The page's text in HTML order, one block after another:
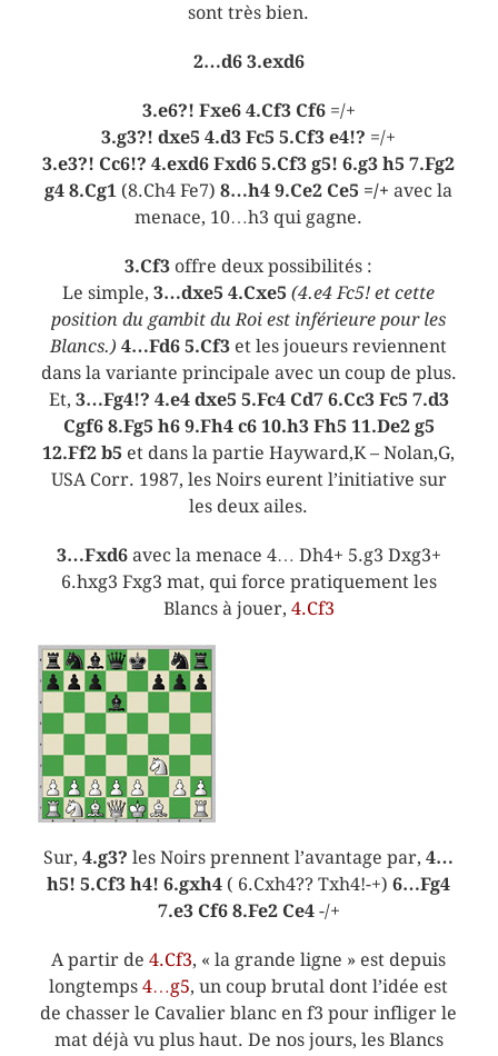
sont très bien.
2…d6 3.exd6
3.e6?! Fxe6 4.Cf3 Cf6=/+
3.g3?! dxe5 4.d3 Fc5 5.Cf3 e4!? =/+
3.e3?! Cc6!? 4.exd6 Fxd6 5.Cf3 g5! 6.g3 h5 7.Fg2
g4 8.Cg1 (8.Ch4 Fe7)8…h4 9.Ce2 Ce5 =/+ avec la
menace, 10…h3 qui gagne.
3.Cf3 offre deux possibilités :
Le simple,3…dxe5 4.Cxe5 (4.e4 Fc5! et cette
position du gambit du Roi est inférieure pour les
Blancs.)4…Fd6 5.Cf3 et les joueurs reviennent
dans la variante principale avec un coup de plus.
Et, 3…Fg4!? 4.e4 dxe5 5.Fc4 Cd7 6.Cc3 Fc5 7.d3
Cgf6 8.Fg5 h6 9.Fh4 c6 10.h3 Fh5 11.De2 g5
12.Ff2 b5 et dans la partie Hayward,K – Nolan,G,
USA Corr. 1987, les Noirs eurent l’initiative sur
les deux ailes.
3…Fxd6avec la menace 4… Dh4+ 5.g3 Dxg3+
6.hxg3 Fxg3 mat, qui force pratiquement les
Blancs à jouer, 4.Cf3
Sur,4.g3? les Noirs prennent l’avantage par,4…
h5! 5.Cf3 h4! 6.gxh4 ( 6.Cxh4?? Txh4!-+)6…Fg4
7.e3 Cf6 8.Fe2 Ce4-/+
A partir de4.Cf3, « la grande ligne » est depuis
longtemps4…g5, un coup brutal dont l’idée est
de chasser le Cavalier blanc en f3 pour infliger le
mat déjà vu plus haut. De nos jours, les Blancs